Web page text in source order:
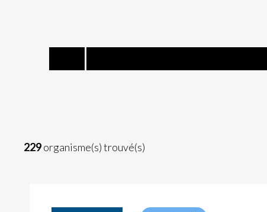
229organisme(s) trouvé(s)